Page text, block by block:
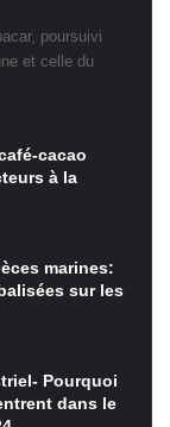
poursuivi
et celle du
cacao
à la
marines:
sur les
Pourquoi
dans le